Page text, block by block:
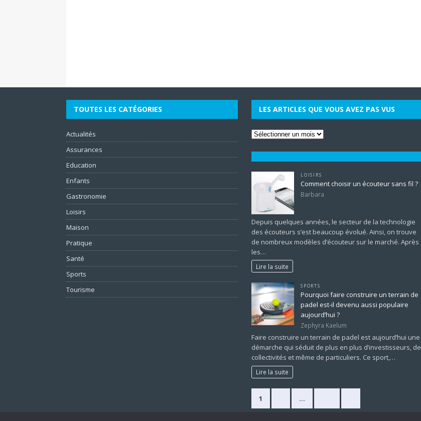
TOUTES LES CATÉGORIES
Actualités
Assurances
Education
Enfants
Gastronomie
Loisirs
Maison
Pratique
Santé
Sports
Tourisme
LES ARTICLES QUE VOUS AVEZ PAS VUS
LOISIRS
Comment choisir un écouteur sans fil ?
Barbara
Depuis quelques années, le secteur de la technologie
des écouteurs s’est beaucoup évolué. Ainsi, on trouve
de nombreux modèles d’écouteur sur le marché. Après
les…
Lire la suite
SPORTS
Pourquoi faire construire un terrain de
padel est-il devenu aussi populaire
aujourd’hui ?
Zephyra Kaelum
Faire construire un terrain de padel est aujourd’hui une
démarche qui séduit de plus en plus d’investisseurs, de
collectivités et même de particuliers. Ce sport,…
Lire la suite
1 …